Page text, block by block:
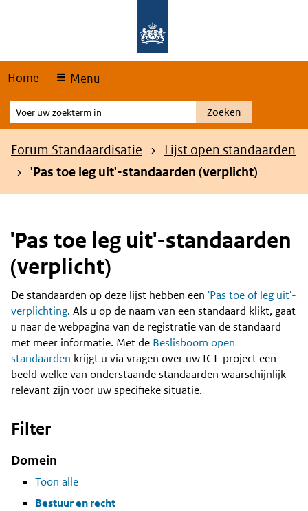
Home Menu
Voer
uw
zoekterm
Zoeken
Kruimelpad
Forum Standaardisatie
Lijst open standaarden
'Pas toe leg uit'-standaarden (verplicht)
'Pas toe leg uit'-standaarden
(verplicht)
Content
De standaarden op deze lijst hebben een 'Pas toe of leg uit'-
verplichting. Als u op de naam van een standaard klikt, gaat
u naar de webpagina van de registratie van de standaard
met meer informatie. Met de Beslisboom open
standaarden krijgt u via vragen over uw ICT-project een
beeld welke van onderstaande standaarden waarschijnlijk
relevant zijn voor uw specifieke situatie.
Filter
Domein
Toon alle
Bestuur en recht